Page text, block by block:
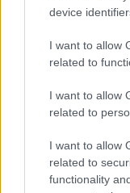
device
I want to allow
related to
I want to allow
related to
I want to allow
related to
functionality
Στην Κατηγορία:
2013